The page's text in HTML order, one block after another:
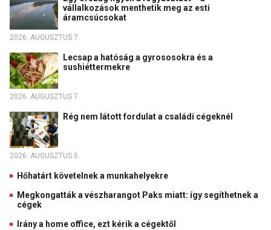
vállalkozások menthetik meg az esti
áramcsúcsokat
2026. AUGUSZTUS 7.
Lecsap a hatóság a gyrososokra és a
sushiéttermekre
2026. AUGUSZTUS 7.
Rég nem látott fordulat a családi cégeknél
2026. AUGUSZTUS 5.
Hőhatárt követelnek a munkahelyekre
Megkongatták a vészharangot Paks miatt: így segíthetnek a
cégek
Irány a home office, ezt kérik a cégektől